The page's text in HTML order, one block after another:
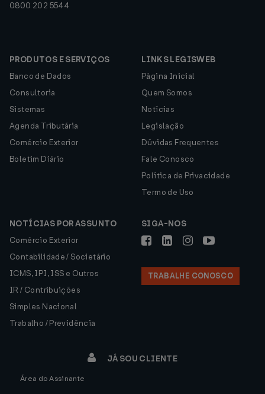
0800 202 5544
PRODUTOS E SERVIÇOS
Banco de Dados
Consultoria
Sistemas
Agenda Tributária
Comércio Exterior
Boletim Diário
LINKS LEGISWEB
Página Inicial
Quem Somos
Notícias
Legislação
Dúvidas Frequentes
Fale Conosco
Política de Privacidade
Termo de Uso
NOTÍCIAS POR ASSUNTO
Comércio Exterior
Contabilidade / Societário
ICMS, IPI, ISS e Outros
IR / Contribuições
Simples Nacional
Trabalho / Previdência
SIGA-NOS
TRABALHE CONOSCO
JÁ SOU CLIENTE
Área do Assinante